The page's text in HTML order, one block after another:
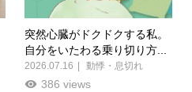
突然心臓がドクドクする私。
自分をいたわる乗り切り方...
2026.07.16 動悸・息切れ
386 views